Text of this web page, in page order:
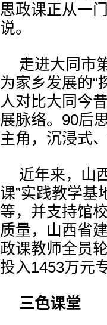
思政课正从一
说。
走进大同市
为家乡发展的
人对比大同今
展脉络。90后
主角，沉浸式
近年来，山
课”实践教学基
等，并支持馆
质量，山西省
政课教师全员
投入1453万元
三色课堂